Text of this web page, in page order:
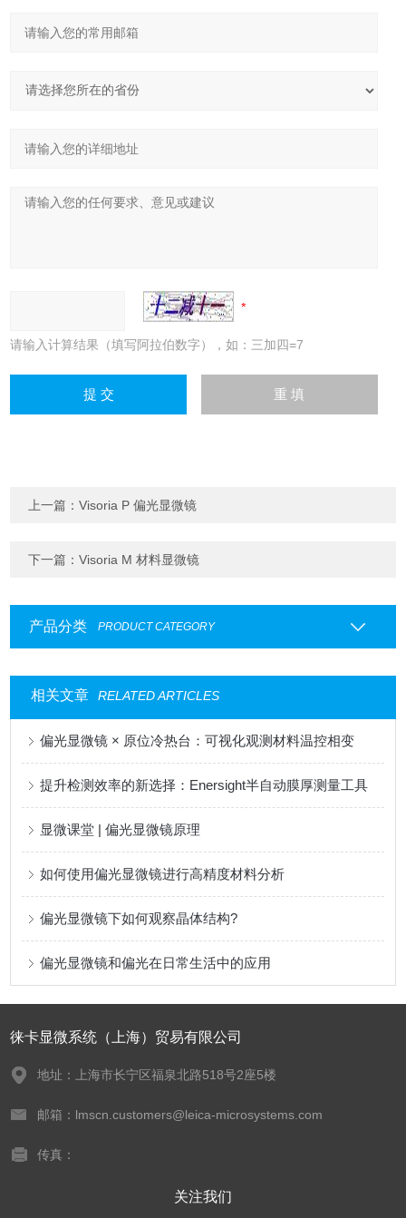
请输入计算结果（填写阿拉伯数字），如：三加四=7
上一篇：Visoria P 偏光显微镜
下一篇：Visoria M 材料显微镜
产品分类 PRODUCT CATEGORY
相关文章 RELATED ARTICLES
偏光显微镜 × 原位冷热台：可视化观测材料温控相变
提升检测效率的新选择：Enersight半自动膜厚测量工具
显微课堂 | 偏光显微镜原理
如何使用偏光显微镜进行高精度材料分析
偏光显微镜下如何观察晶体结构?
偏光显微镜和偏光在日常生活中的应用
徕卡显微系统（上海）贸易有限公司
地址：上海市长宁区福泉北路518号2座5楼
邮箱：lmscn.customers@leica-microsystems.com
传真：
关注我们